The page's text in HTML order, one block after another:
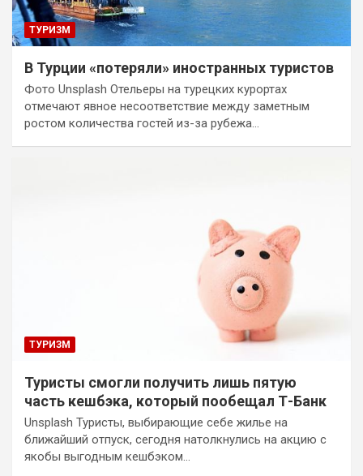
ТУРИЗМ
В Турции «потеряли» иностранных туристов
Фото Unsplash Отельеры на турецких курортах
отмечают явное несоответствие между заметным
ростом количества гостей из-за рубежа…
ТУРИЗМ
Туристы смогли получить лишь пятую
часть кешбэка, который пообещал Т-Банк
Unsplash Туристы, выбирающие себе жилье на
ближайший отпуск, сегодня натолкнулись на акцию с
якобы выгодным кешбэком…